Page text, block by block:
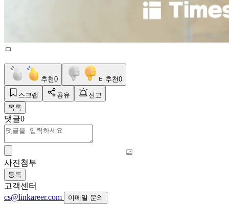
ㅁ
추천0 비추천0
스크랩 공유
신고
목록
댓글0
사진첨부
등록
고객센터
cs@linkareer.com
이메일 문의